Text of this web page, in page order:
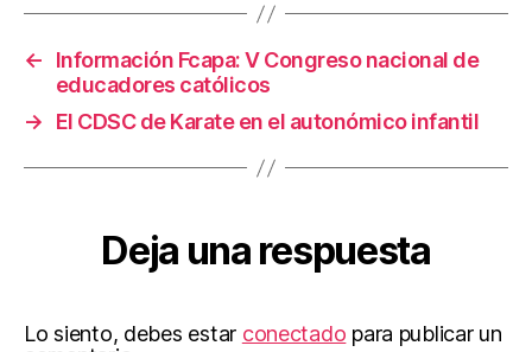
←
Información Fcapa: V Congreso nacional de
educadores católicos
→
El CDSC de Karate en el autonómico infantil
Deja una respuesta
Lo siento, debes estar conectado para publicar un